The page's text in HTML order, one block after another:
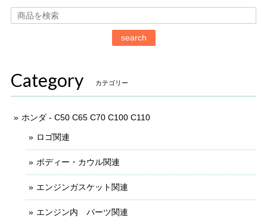
search
Category カテゴリー
ホンダ - C50 C65 C70 C100 C110
ロゴ関連
ボディー・カウル関連
エンジンガスケット関連
エンジン内 パーツ関連